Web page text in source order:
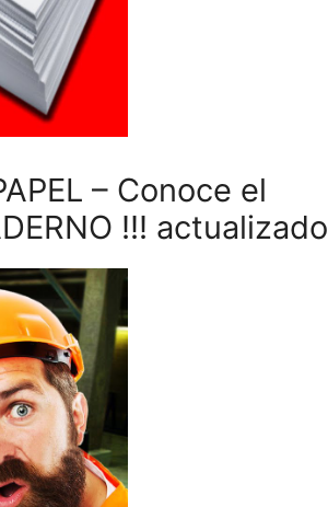
– Conoce el
!!! actualizado